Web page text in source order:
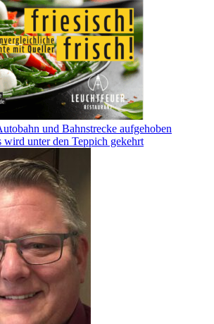
und Bahnstrecke aufgehoben
wird unter den Teppich gekehrt